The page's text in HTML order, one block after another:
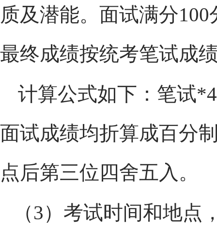
质及潜能。面试满分
最终成绩按统考笔试成
计算公式如下： 笔试
面试成绩均折算成百分
点后第三位四舍五入。
（3）考试时间和地点